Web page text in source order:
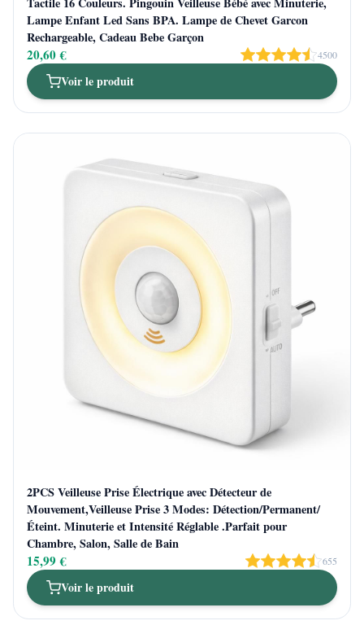
Lampe Enfant Led Sans BPA. Lampe de Chevet Garcon
Rechargeable, Cadeau Bebe Garçon
20,60 € 4500
Voir le produit
2PCS Veilleuse Prise Électrique avec Détecteur de
Mouvement,Veilleuse Prise 3 Modes: Détection/Permanent/
Éteint. Minuterie et Intensité Réglable .Parfait pour
Chambre, Salon, Salle de Bain
15,99 € 655
Voir le produit